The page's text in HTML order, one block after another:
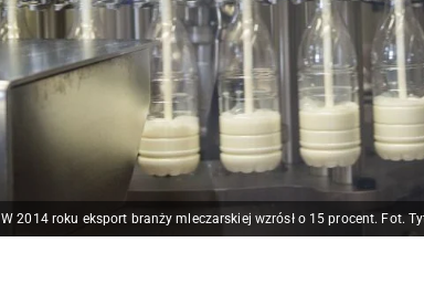
W 2014 roku eksport branży mleczarskiej wzrósł o 15 procent. Fot.